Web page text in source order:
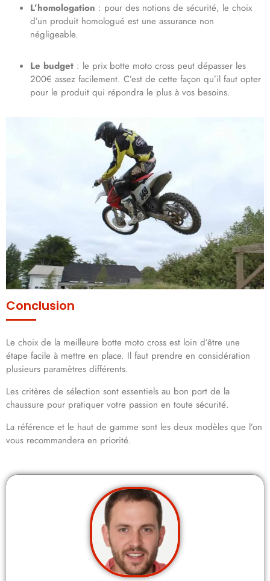
L’homologation : pour des notions de sécurité, le choix
d’un produit homologué est une assurance non
négligeable.
Le budget : le prix botte moto cross peut dépasser les
200€ assez facilement. C’est de cette façon qu’il faut opter
pour le produit qui répondra le plus à vos besoins.
Conclusion
Le choix de la meilleure botte moto cross est loin d’être une
étape facile à mettre en place. Il faut prendre en considération
plusieurs paramètres différents.
Les critères de sélection sont essentiels au bon port de la
chaussure pour pratiquer votre passion en toute sécurité.
La référence et le haut de gamme sont les deux modèles que l’on
vous recommandera en priorité.